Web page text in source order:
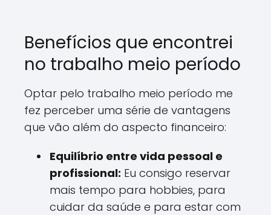
Benefícios que encontrei
no trabalho meio período
Optar pelo trabalho meio período me
fez perceber uma série de vantagens
que vão além do aspecto financeiro:
Equilíbrio entre vida pessoal e
profissional: Eu consigo reservar
mais tempo para hobbies, para
cuidar da saúde e para estar com